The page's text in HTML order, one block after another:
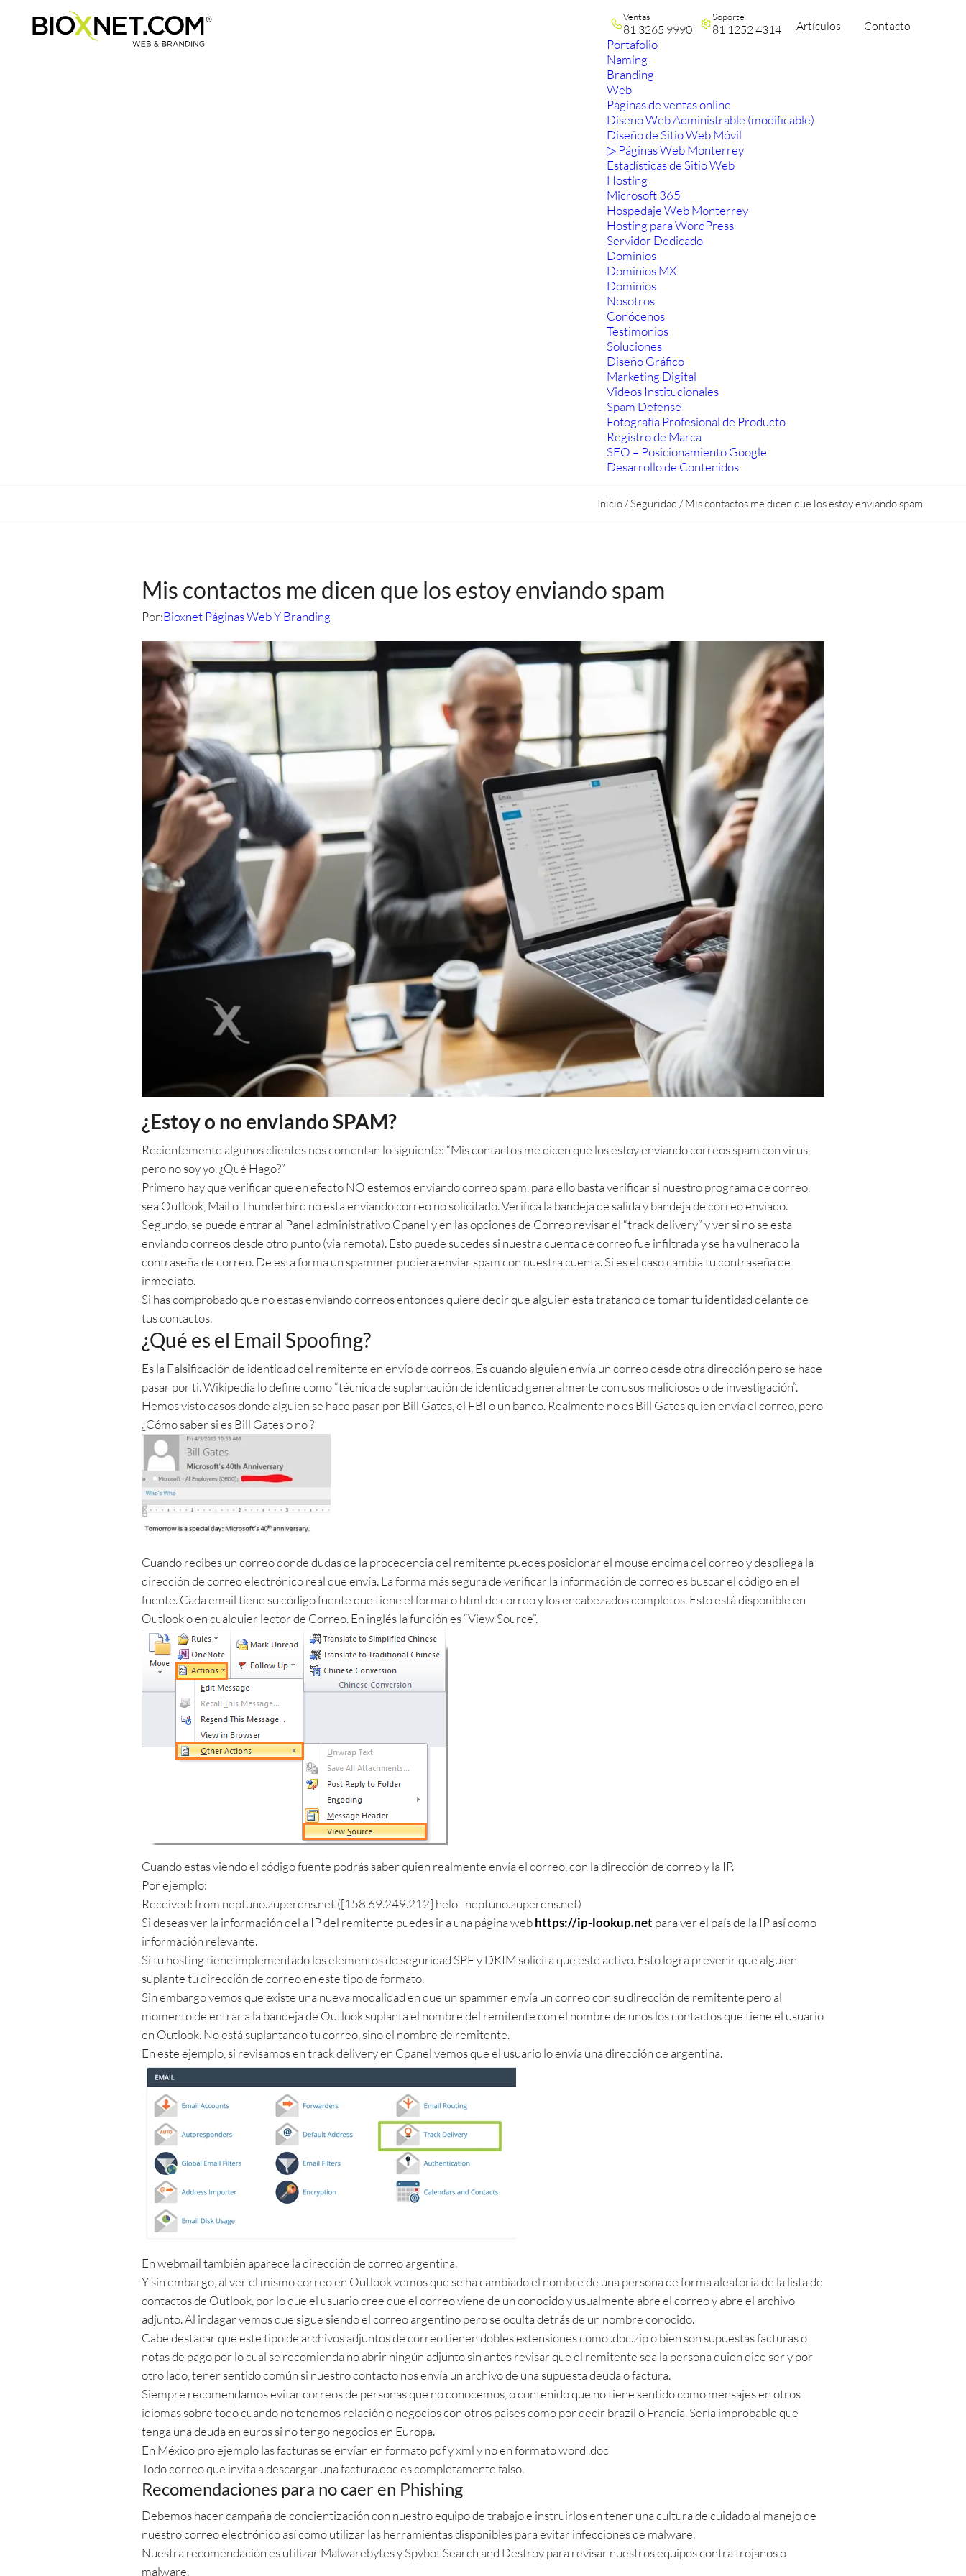
Ventas
81 3265 9990
Soporte
81 1252 4314 Artículos Contacto
Portafolio
Naming
Branding
Web
Páginas de ventas online
Diseño Web Administrable (modificable)
Diseño de Sitio Web Móvil
▷ Páginas Web Monterrey
Estadísticas de Sitio Web
Hosting
Microsoft 365
Hospedaje Web Monterrey
Hosting para WordPress
Servidor Dedicado
Dominios
Dominios MX
Dominios
Nosotros
Conócenos
Testimonios
Soluciones
Diseño Gráfico
Marketing Digital
Videos Institucionales
Spam Defense
Fotografía Profesional de Producto
Registro de Marca
SEO – Posicionamiento Google
Desarrollo de Contenidos
Inicio/Seguridad /Mis contactos me dicen que los estoy enviando spam
Mis contactos me dicen que los estoy enviando spam
Por:Bioxnet Páginas Web Y Branding
¿Estoy o no enviando SPAM?
Recientemente algunos clientes nos comentan lo siguiente: “Mis contactos me dicen que los estoy enviando correos spam con virus,
pero no soy yo. ¿Qué Hago?”
Primero hay que verificar que en efecto NO estemos enviando correo spam, para ello basta verificar si nuestro programa de correo,
sea Outlook, Mail o Thunderbird no esta enviando correo no solicitado. Verifica la bandeja de salida y bandeja de correo enviado.
Segundo, se puede entrar al Panel administrativo Cpanel y en las opciones de Correo revisar el “track delivery” y ver si no se esta
enviando correos desde otro punto (via remota). Esto puede sucedes si nuestra cuenta de correo fue infiltrada y se ha vulnerado la
contraseña de correo. De esta forma un spammer pudiera enviar spam con nuestra cuenta. Si es el caso cambia tu contraseña de
inmediato.
Si has comprobado que no estas enviando correos entonces quiere decir que alguien esta tratando de tomar tu identidad delante de
tus contactos.
¿Qué es el Email Spoofing?
Es la Falsificación de identidad del remitente en envío de correos. Es cuando alguien envía un correo desde otra dirección pero se hace
pasar por ti. Wikipedia lo define como “técnica de suplantación de identidad generalmente con usos maliciosos o de investigación”.
Hemos visto casos donde alguien se hace pasar por Bill Gates, el FBI o un banco. Realmente no es Bill Gates quien envía el correo, pero
¿Cómo saber si es Bill Gates o no ?
Cuando recibes un correo donde dudas de la procedencia del remitente puedes posicionar el mouse encima del correo y despliega la
dirección de correo electrónico real que envía. La forma más segura de verificar la información de correo es buscar el código en el
fuente. Cada email tiene su código fuente que tiene el formato html de correo y los encabezados completos. Esto está disponible en
Outlook o en cualquier lector de Correo. En inglés la función es “View Source”.
Cuando estas viendo el código fuente podrás saber quien realmente envía el correo, con la dirección de correo y la IP.
Por ejemplo:
Received: from neptuno.zuperdns.net ([158.69.249.212] helo=neptuno.zuperdns.net)
Si deseas ver la información del a IP del remitente puedes ir a una página webhttps://ip-lookup.net para ver el país de la IP así como
información relevante.
Si tu hosting tiene implementado los elementos de seguridad SPF y DKIM solicita que este activo. Esto logra prevenir que alguien
suplante tu dirección de correo en este tipo de formato.
Sin embargo vemos que existe una nueva modalidad en que un spammer envía un correo con su dirección de remitente pero al
momento de entrar a la bandeja de Outlook suplanta el nombre del remitente con el nombre de unos los contactos que tiene el usuario
en Outlook. No está suplantando tu correo, sino el nombre de remitente.
En este ejemplo, si revisamos en track delivery en Cpanel vemos que el usuario lo envía una dirección de argentina.
En webmail también aparece la dirección de correo argentina.
Y sin embargo, al ver el mismo correo en Outlook vemos que se ha cambiado el nombre de una persona de forma aleatoria de la lista de
contactos de Outlook, por lo que el usuario cree que el correo viene de un conocido y usualmente abre el correo y abre el archivo
adjunto. Al indagar vemos que sigue siendo el correo argentino pero se oculta detrás de un nombre conocido.
Cabe destacar que este tipo de archivos adjuntos de correo tienen dobles extensiones como .doc.zip o bien son supuestas facturas o
notas de pago por lo cual se recomienda no abrir ningún adjunto sin antes revisar que el remitente sea la persona quien dice ser y por
otro lado, tener sentido común si nuestro contacto nos envía un archivo de una supuesta deuda o factura.
Siempre recomendamos evitar correos de personas que no conocemos, o contenido que no tiene sentido como mensajes en otros
idiomas sobre todo cuando no tenemos relación o negocios con otros países como por decir brazil o Francia. Sería improbable que
tenga una deuda en euros si no tengo negocios en Europa.
En México pro ejemplo las facturas se envían en formato pdf y xml y no en formato word .doc
Todo correo que invita a descargar una factura.doc es completamente falso.
Recomendaciones para no caer en Phishing
Debemos hacer campaña de concientización con nuestro equipo de trabajo e instruirlos en tener una cultura de cuidado al manejo de
nuestro correo electrónico así como utilizar las herramientas disponibles para evitar infecciones de malware.
Nuestra recomendación es utilizar Malwarebytes y Spybot Search and Destroy para revisar nuestros equipos contra trojanos o
malware.